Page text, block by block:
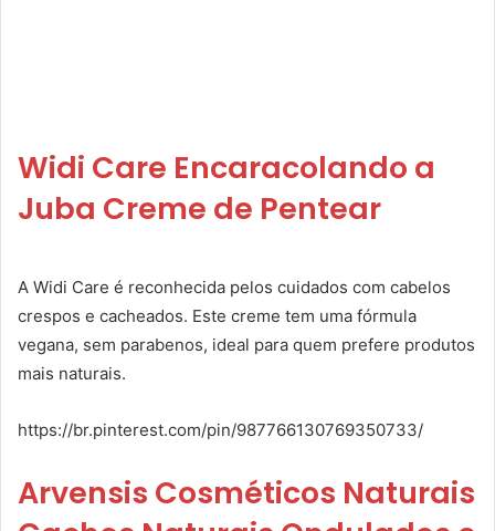
Widi Care Encaracolando a
Juba Creme de Pentear
A Widi Care é reconhecida pelos cuidados com cabelos
crespos e cacheados. Este creme tem uma fórmula
vegana, sem parabenos, ideal para quem prefere produtos
mais naturais.
https://br.pinterest.com/pin/987766130769350733/
Arvensis Cosméticos Naturais